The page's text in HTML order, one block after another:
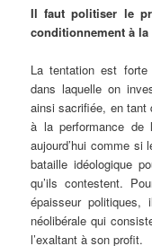
Il faut politiser le
conditionnement à la
La tentation est forte
dans laquelle on
ainsi sacrifiée, en tant
à la performance de
aujourd’hui comme si
bataille idéologique
qu’ils contestent.
épaisseur
néolibérale qui
l’exaltant à son profit.